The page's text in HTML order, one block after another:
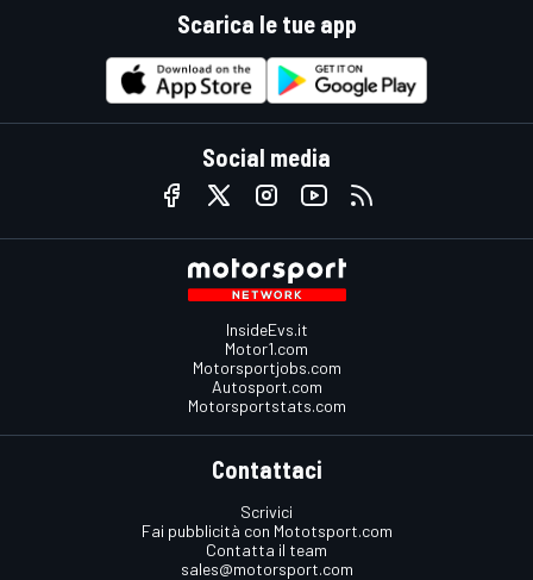
Scarica le tue app
Social media
InsideEvs.it
Motor1.com
Motorsportjobs.com
Autosport.com
Motorsportstats.com
Contattaci
Scrivici
Fai pubblicità con Mototsport.com
Contatta il team
sales@motorsport.com